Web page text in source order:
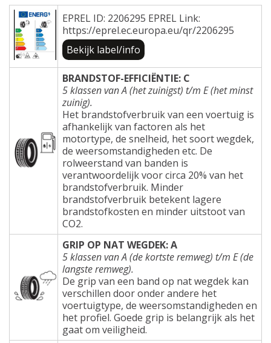
EPREL ID: 2206295 EPREL Link:
https://eprel.ec.europa.eu/qr/2206295
Bekijk label/info
BRANDSTOF-EFFICIËNTIE: C
5 klassen van A (het zuinigst) t/m E (het minst
zuinig).
Het brandstofverbruik van een voertuig is
afhankelijk van factoren als het
motortype, de snelheid, het soort wegdek,
de weersomstandigheden etc. De
rolweerstand van banden is
verantwoordelijk voor circa 20% van het
brandstofverbruik. Minder
brandstofverbruik betekent lagere
brandstofkosten en minder uitstoot van
CO2.
GRIP OP NAT WEGDEK: A
5 klassen van A (de kortste remweg) t/m E (de
langste remweg).
De grip van een band op nat wegdek kan
verschillen door onder andere het
voertuigtype, de weersomstandigheden en
het profiel. Goede grip is belangrijk als het
gaat om veiligheid.